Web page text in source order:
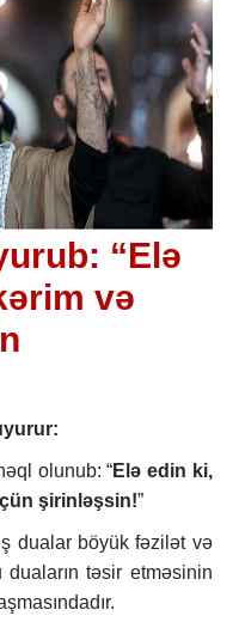
“Elə
və
olunub: “Elə edin ki,
şirinləşsin!”
dualar böyük fəzilət və
təsir etməsinin